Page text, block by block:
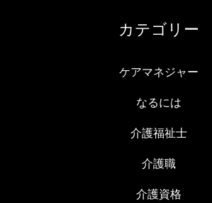
カテゴリー
ケアマネジャー
なるには
介護福祉士
介護職
介護資格